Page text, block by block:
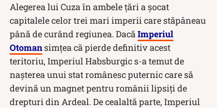
Alegerea lui Cuza în ambele țări a şocat
capitalele celor trei mari imperii care stăpâneau
până de curând regiunea. Dacă Imperiul
Otomansimțea că pierde definitiv acest
teritoriu, Imperiul Habsburgic s-a temut de
naşterea unui stat românesc puternic care să
devină un magnet pentru românii lipsiţi de
drepturi din Ardeal. De cealaltă parte, Imperiul